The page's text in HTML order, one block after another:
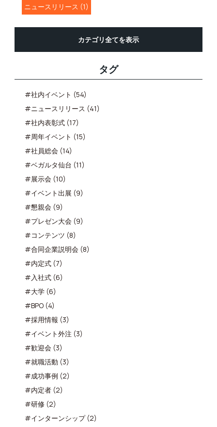
ニュースリリース (1)
カテゴリ全てを表示
タグ
#社内イベント (54)
#ニュースリリース (41)
#社内表彰式 (17)
#周年イベント (15)
#社員総会 (14)
#ベガルタ仙台 (11)
#展示会 (10)
#イベント出展 (9)
#懇親会 (9)
#プレゼン大会 (9)
#コンテンツ (8)
#合同企業説明会 (8)
#内定式 (7)
#入社式 (6)
#大学 (6)
#BPO (4)
#採用情報 (3)
#イベント外注 (3)
#歓迎会 (3)
#就職活動 (3)
#成功事例 (2)
#内定者 (2)
#研修 (2)
#インターンシップ (2)